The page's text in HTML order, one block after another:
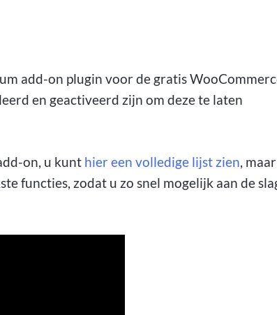
add-on plugin voor de gratis
en geactiveerd zijn om deze te laten
on, u kunt hier een volledige lijst zien, maar
functies, zodat u zo snel mogelijk aan de